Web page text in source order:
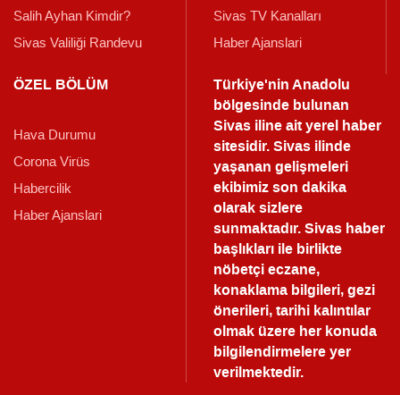
Salih Ayhan Kimdir?
Sivas Valiliği Randevu
Sivas TV Kanalları
Haber Ajanslari
ÖZEL BÖLÜM
Hava Durumu
Corona Virüs
Habercilik
Haber Ajanslari
Türkiye'nin Anadolu
bölgesinde bulunan
Sivas iline ait yerel haber
sitesidir. Sivas ilinde
yaşanan gelişmeleri
ekibimiz son dakika
olarak sizlere
sunmaktadır.Sivas haber
başlıkları ile birlikte
nöbetçi eczane,
konaklama bilgileri, gezi
önerileri, tarihi kalıntılar
olmak üzere her konuda
bilgilendirmelere yer
verilmektedir.